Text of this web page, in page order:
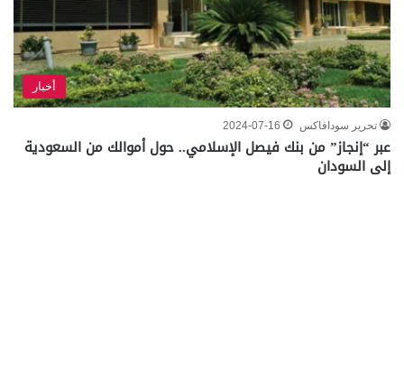
أخبار
تحرير سودافاكس 2024-07-16
عبر “إنجاز” من بنك فيصل الإسلامي.. حول أموالك من السعودية
إلى السودان